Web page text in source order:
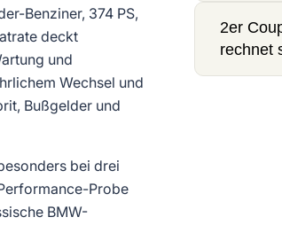
Benziner, 374 PS,
deckt
und
Wechsel und
Bußgelder und
bei drei
Probe
BMW-
2er
rechnet